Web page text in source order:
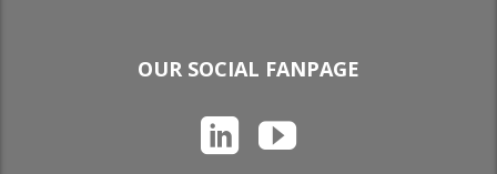
OUR SOCIAL FANPAGE